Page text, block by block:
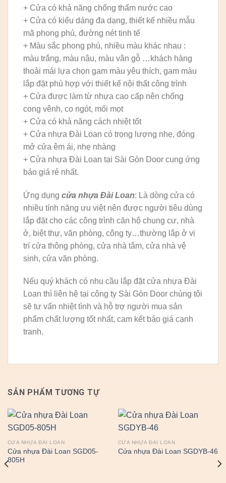
+ Cửa có khả năng chống thấm nước cao
+ Cửa có kiểu dáng đa dạng, thiết kế nhiều mẫu
mã phong phú, đường nét tinh tế
+ Màu sắc phong phú, nhiều màu khác nhau :
màu trắng, màu nâu, màu vân gỗ …khách hàng
thoải mái lựa chọn gam màu yêu thích, gam màu
lắp đặt phù hợp với thiết kế nội thất công trình
+ Cửa được làm từ nhựa cao cấp nên chống
cong vênh, co ngót, mối mọt
+ Cửa có khả năng cách nhiệt tốt
+ Cửa nhựa Đài Loan có trọng lượng nhẹ, đóng
mở cửa êm ái, nhẹ nhàng
+ Cửa nhựa Đài Loan tại Sài Gòn Door cung ứng
báo giá rẻ nhất.
Ứng dụng cửa nhựa Đài Loan: Là dòng cửa có
nhiều tính năng ưu việt nên được người tiêu dùng
lắp đặt cho các công trình căn hộ chung cư, nhà
ở, biệt thự, văn phòng, công ty…thường lắp ở vị
trí cửa thông phòng, cửa nhà tắm, cửa nhà vệ
sinh, cửa văn phòng.
Nếu quý khách có nhu cầu lắp đặt cửa nhựa Đài
Loan thì liên hệ tại công ty Sài Gòn Door chúng tôi
sẽ tư vấn nhiệt tình và hỗ trợ người mua sản
phẩm chất lượng tốt nhất, cam kết báo giá cạnh
tranh.
SẢN PHẨM TƯƠNG TỰ
CỬA NHỰA ĐÀI LOAN
Cửa nhựa Đài Loan SGD05-
805H
CỬA NHỰA ĐÀI LOAN
Cửa nhựa Đài Loan SGDYB-46